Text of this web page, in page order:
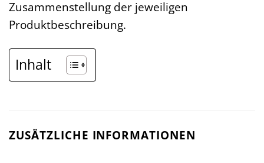
Zusammenstellung der jeweiligen
Produktbeschreibung.
Inhalt
ZUSÄTZLICHE INFORMATIONEN